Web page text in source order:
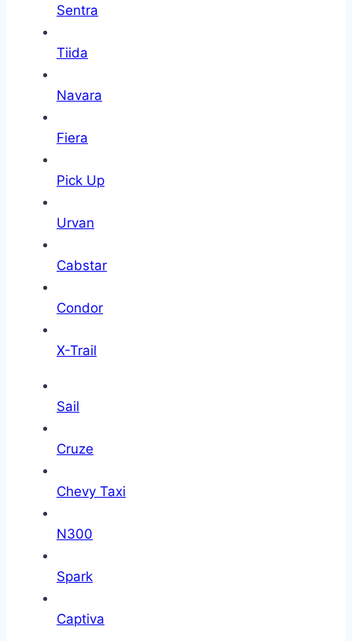
Sentra
Tiida
Navara
Fiera
Pick Up
Urvan
Cabstar
Condor
X-Trail
Sail
Cruze
Chevy Taxi
N300
Spark
Captiva